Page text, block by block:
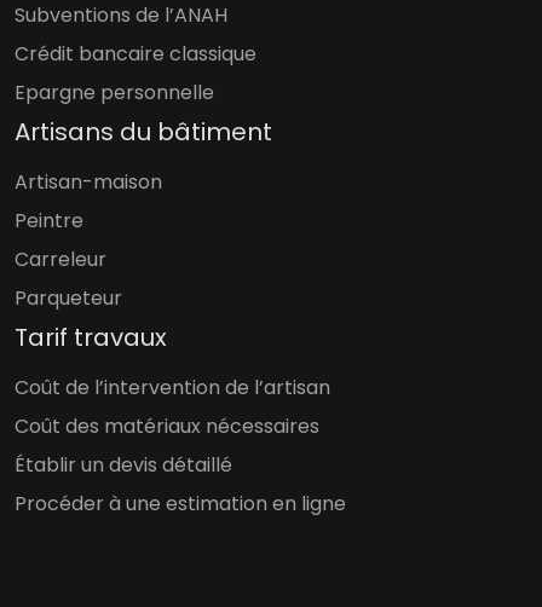
Subventions de l’ANAH
Crédit bancaire classique
Epargne personnelle
Artisans du bâtiment
Artisan-maison
Peintre
Carreleur
Parqueteur
Tarif travaux
Coût de l’intervention de l’artisan
Coût des matériaux nécessaires
Établir un devis détaillé
Procéder à une estimation en ligne